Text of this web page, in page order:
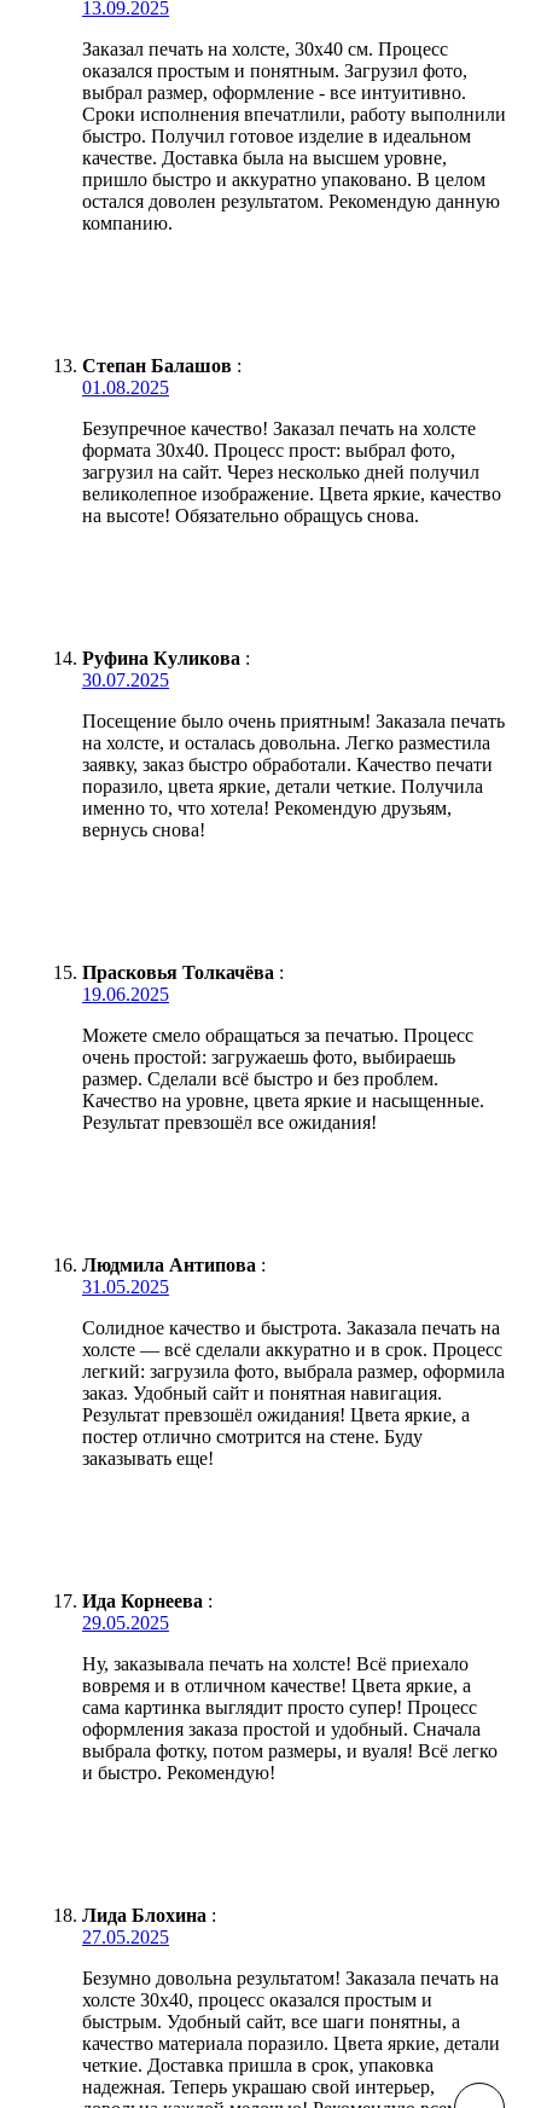
13.09.2025
Заказал печать на холсте, 30х40 см. Процесс
оказался простым и понятным. Загрузил фото,
выбрал размер, оформление - все интуитивно.
Сроки исполнения впечатлили, работу выполнили
быстро. Получил готовое изделие в идеальном
качестве. Доставка была на высшем уровне,
пришло быстро и аккуратно упаковано. В целом
остался доволен результатом. Рекомендую данную
компанию.
Степан Балашов :
01.08.2025
Безупречное качество! Заказал печать на холсте
формата 30х40. Процесс прост: выбрал фото,
загрузил на сайт. Через несколько дней получил
великолепное изображение. Цвета яркие, качество
на высоте! Обязательно обращусь снова.
Руфина Куликова :
30.07.2025
Посещение было очень приятным! Заказала печать
на холсте, и осталась довольна. Легко разместила
заявку, заказ быстро обработали. Качество печати
поразило, цвета яркие, детали четкие. Получила
именно то, что хотела! Рекомендую друзьям,
вернусь снова!
Прасковья Толкачёва :
19.06.2025
Можете смело обращаться за печатью. Процесс
очень простой: загружаешь фото, выбираешь
размер. Сделали всё быстро и без проблем.
Качество на уровне, цвета яркие и насыщенные.
Результат превзошёл все ожидания!
Людмила Антипова :
31.05.2025
Солидное качество и быстрота. Заказала печать на
холсте — всё сделали аккуратно и в срок. Процесс
легкий: загрузила фото, выбрала размер, оформила
заказ. Удобный сайт и понятная навигация.
Результат превзошёл ожидания! Цвета яркие, а
постер отлично смотрится на стене. Буду
заказывать еще!
Ида Корнеева :
29.05.2025
Ну, заказывала печать на холсте! Всё приехало
вовремя и в отличном качестве! Цвета яркие, а
сама картинка выглядит просто супер! Процесс
оформления заказа простой и удобный. Сначала
выбрала фотку, потом размеры, и вуаля! Всё легко
и быстро. Рекомендую!
Лида Блохина :
27.05.2025
Безумно довольна результатом! Заказала печать на
холсте 30х40, процесс оказался простым и
быстрым. Удобный сайт, все шаги понятны, а
качество материала поразило. Цвета яркие, детали
четкие. Доставка пришла в срок, упаковка
надежная. Теперь украшаю свой интерьер,